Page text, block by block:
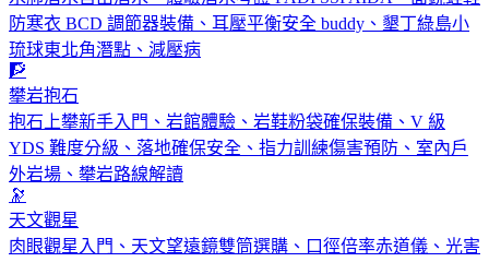
防寒衣 BCD 調節器裝備、耳壓平衡安全 buddy、墾丁綠島小
琉球東北角潛點、減壓病
🧗
攀岩抱石
抱石上攀新手入門、岩館體驗、岩鞋粉袋確保裝備、V 級
YDS 難度分級、落地確保安全、指力訓練傷害預防、室內戶
外岩場、攀岩路線解讀
🔭
天文觀星
肉眼觀星入門、天文望遠鏡雙筒選購、口徑倍率赤道儀、光害